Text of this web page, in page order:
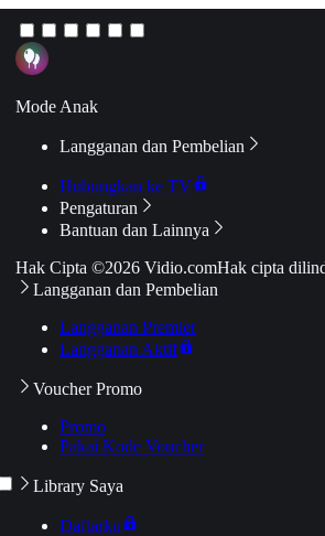
Mode Anak
Langganan dan Pembelian
Hubungkan ke TV
Pengaturan
Bantuan dan Lainnya
Hak Cipta ©2026 Vidio.comHak cipta
Langganan dan Pembelian
Langganan Premier
Langganan Aktif
Voucher Promo
Promo
Pakai Kode Voucher
Library Saya
Daftarku